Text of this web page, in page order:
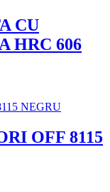
CU
HRC 606
OFF 8115